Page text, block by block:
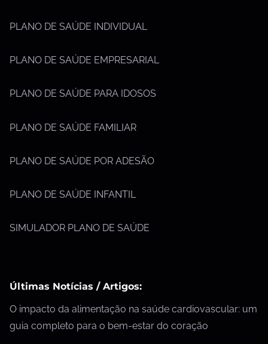
PLANO DE SAÚDE INDIVIDUAL
PLANO DE SAÚDE EMPRESARIAL
PLANO DE SAÚDE PARA IDOSOS
PLANO DE SAÚDE FAMILIAR
PLANO DE SAÚDE POR ADESÃO
PLANO DE SAÚDE INFANTIL
SIMULADOR PLANO DE SAÚDE
Últimas Notícias / Artigos:
O impacto da alimentação na saúde cardiovascular: um
guia completo para o bem-estar do coração